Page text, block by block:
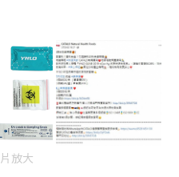
放大